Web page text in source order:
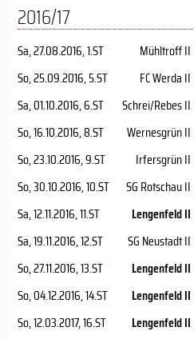
2016/17
Sa, 27.08.2016, 1.ST Mühltroff II
So, 25.09.2016, 5.ST FC Werda II
Sa, 01.10.2016, 6.ST Schrei/Rebes II
So, 16.10.2016, 8.ST Wernesgrün II
So, 23.10.2016, 9.ST Irfersgrün II
So, 30.10.2016, 10.ST SG Rotschau II
Sa, 12.11.2016, 11.ST Lengenfeld II
Sa, 19.11.2016, 12.ST SG Neustadt II
So, 27.11.2016, 13.ST Lengenfeld II
So, 04.12.2016, 14.ST Lengenfeld II
So, 12.03.2017, 16.ST Lengenfeld II